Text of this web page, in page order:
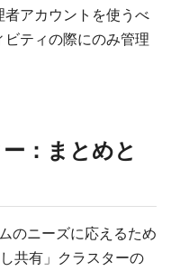
アカウントを使うべ
ティの際にのみ管理
：まとめと
のニーズに応えるため
共有」クラスターの